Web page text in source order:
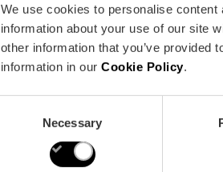
We use cookies to personalise
information about your use of our site
other information that you’ve provided
information in our Cookie Policy.
Necessary